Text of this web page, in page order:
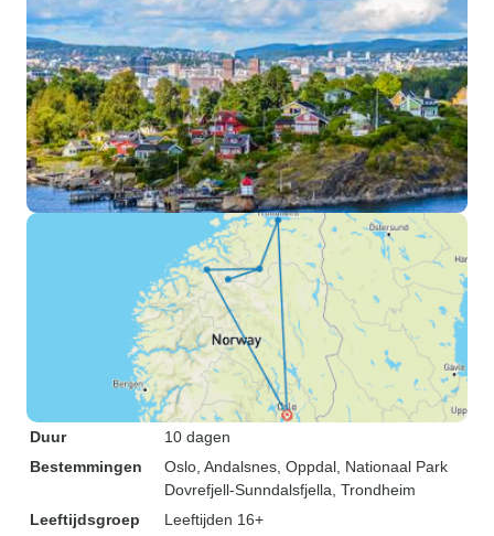
Duur
10 dagen
Bestemmingen
Oslo , Andalsnes , Oppdal , Nationaal Park
Dovrefjell-Sunndalsfjella , Trondheim
Leeftijdsgroep
Leeftijden 16+